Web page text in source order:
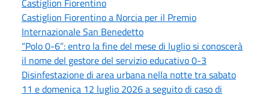
Castiglion Fiorentino a Norcia per il Premio
Internazionale San Benedetto
“Polo 0-6”: entro la fine del mese di luglio si conoscerà
il nome del gestore del servizio educativo 0-3
Disinfestazione di area urbana nella notte tra sabato
11 e domenica 12 luglio 2026 a seguito di caso di